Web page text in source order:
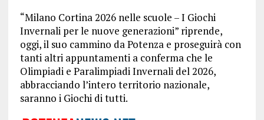
“Milano Cortina 2026 nelle scuole – I Giochi
Invernali per le nuove generazioni” riprende,
oggi, il suo cammino da Potenza e proseguirà con
tanti altri appuntamenti a conferma che le
Olimpiadi e Paralimpiadi Invernali del 2026,
abbracciando l’intero territorio nazionale,
saranno i Giochi di tutti.